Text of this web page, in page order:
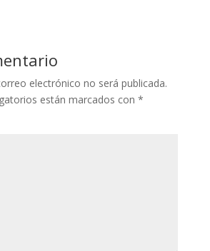
electrónico no será publicada.
están marcados con *